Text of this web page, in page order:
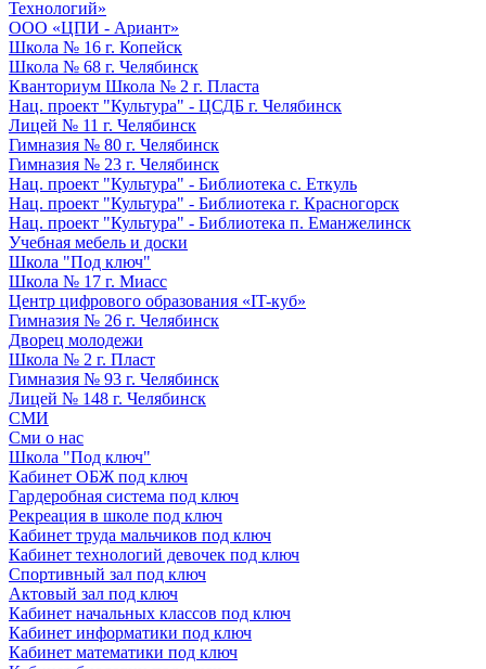
Технологий»
ООО «ЦПИ - Ариант»
Школа № 16 г. Копейск
Школа № 68 г. Челябинск
Кванториум Школа № 2 г. Пласта
Нац. проект "Культура" - ЦСДБ г. Челябинск
Лицей № 11 г. Челябинск
Гимназия № 80 г. Челябинск
Гимназия № 23 г. Челябинск
Нац. проект "Культура" - Библиотека с. Еткуль
Нац. проект "Культура" - Библиотека г. Красногорск
Нац. проект "Культура" - Библиотека п. Еманжелинск
Учебная мебель и доски
Школа "Под ключ"
Школа № 17 г. Миасс
Центр цифрового образования «IT-куб»
Гимназия № 26 г. Челябинск
Дворец молодежи
Школа № 2 г. Пласт
Гимназия № 93 г. Челябинск
Лицей № 148 г. Челябинск
СМИ
Сми о нас
Школа "Под ключ"
Кабинет ОБЖ под ключ
Гардеробная система под ключ
Рекреация в школе под ключ
Кабинет труда мальчиков под ключ
Кабинет технологий девочек под ключ
Спортивный зал под ключ
Актовый зал под ключ
Кабинет начальных классов под ключ
Кабинет информатики под ключ
Кабинет математики под ключ